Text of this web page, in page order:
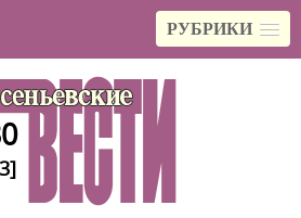
РУБРИКИ